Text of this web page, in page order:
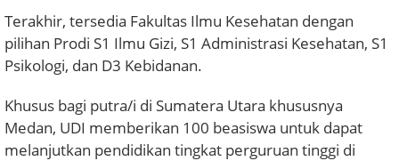
Terakhir, tersedia Fakultas Ilmu Kesehatan dengan
pilihan Prodi S1 Ilmu Gizi, S1 Administrasi Kesehatan, S1
Psikologi, dan D3 Kebidanan.
Khusus bagi putra/i di Sumatera Utara khususnya
Medan, UDI memberikan 100 beasiswa untuk dapat
melanjutkan pendidikan tingkat perguruan tinggi di